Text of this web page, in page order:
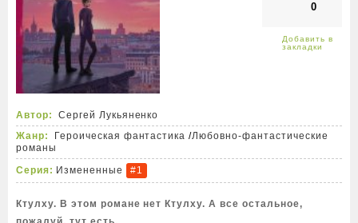
0
Автор:
Сергей Лукьяненко
Жанр:
Героическая фантастика /Любовно-фантастические
романы
Серия: Измененные #1
Ктулху. В этом романе нет Ктулху. А все остальное,